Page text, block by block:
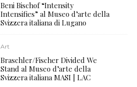
Beni Bischof “Intensity
Intensifies” al Museo d’arte della
Svizzera italiana di Lugano
Art
Braschler/Fischer Divided We
Stand al Museo d’arte della
Svizzera italiana MASI | LAC